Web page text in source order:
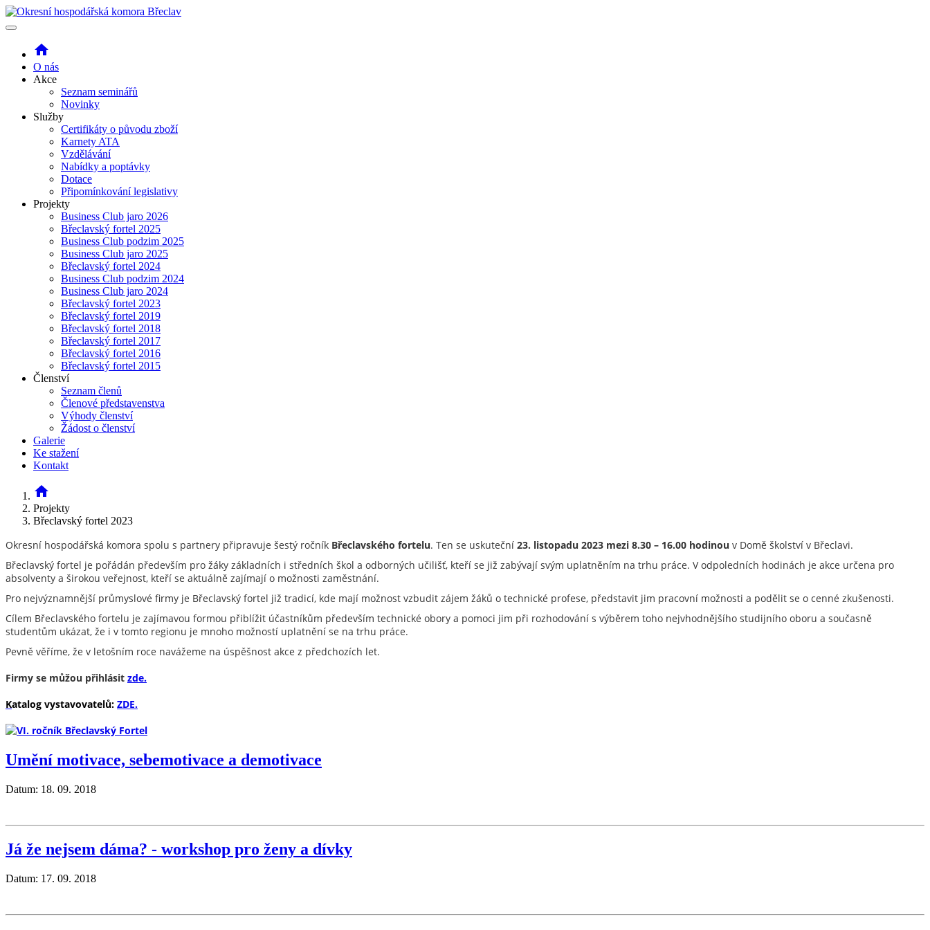
home
O nás
Akce
Seznam seminářů
Novinky
Služby
Certifikáty o původu zboží
Karnety ATA
Vzdělávání
Nabídky a poptávky
Dotace
Připomínkování legislativy
Projekty
Business Club jaro 2026
Břeclavský fortel 2025
Business Club podzim 2025
Business Club jaro 2025
Břeclavský fortel 2024
Business Club podzim 2024
Business Club jaro 2024
Břeclavský fortel 2023
Břeclavský fortel 2019
Břeclavský fortel 2018
Břeclavský fortel 2017
Břeclavský fortel 2016
Břeclavský fortel 2015
Členství
Seznam členů
Členové představenstva
Výhody členství
Žádost o členství
Galerie
Ke stažení
Kontakt
home
Projekty
Břeclavský fortel 2023
Okresní hospodářská komora spolu s partnery připravuje šestý ročník Břeclavského fortelu. Ten se uskuteční 23. listopadu 2023 mezi 8.30 – 16.00 hodinou v Domě školství v Břeclavi.
Břeclavský fortel je pořádán především pro žáky základních i středních škol a odborných učilišť, kteří se již zabývají svým uplatněním na trhu práce. V odpoledních hodinách je akce určena pro
absolventy a širokou veřejnost, kteří se aktuálně zajímají o možnosti zaměstnání.
Pro nejvýznamnější průmyslové firmy je Břeclavský fortel již tradicí, kde mají možnost vzbudit zájem žáků o technické profese, představit jim pracovní možnosti a podělit se o cenné zkušenosti.
Cílem Břeclavského fortelu je zajímavou formou přiblížit účastníkům především technické obory a pomoci jim při rozhodování s výběrem toho nejvhodnějšího studijního oboru a současně
studentům ukázat, že i v tomto regionu je mnoho možností uplatnění se na trhu práce.
Pevně věříme, že v letošním roce navážeme na úspěšnost akce z předchozích let.
Firmy se můžou přihlásit zde.
Katalog vystavovatelů: ZDE.
Umění motivace, sebemotivace a demotivace
Datum: 18. 09. 2018
Já že nejsem dáma? - workshop pro ženy a dívky
Datum: 17. 09. 2018